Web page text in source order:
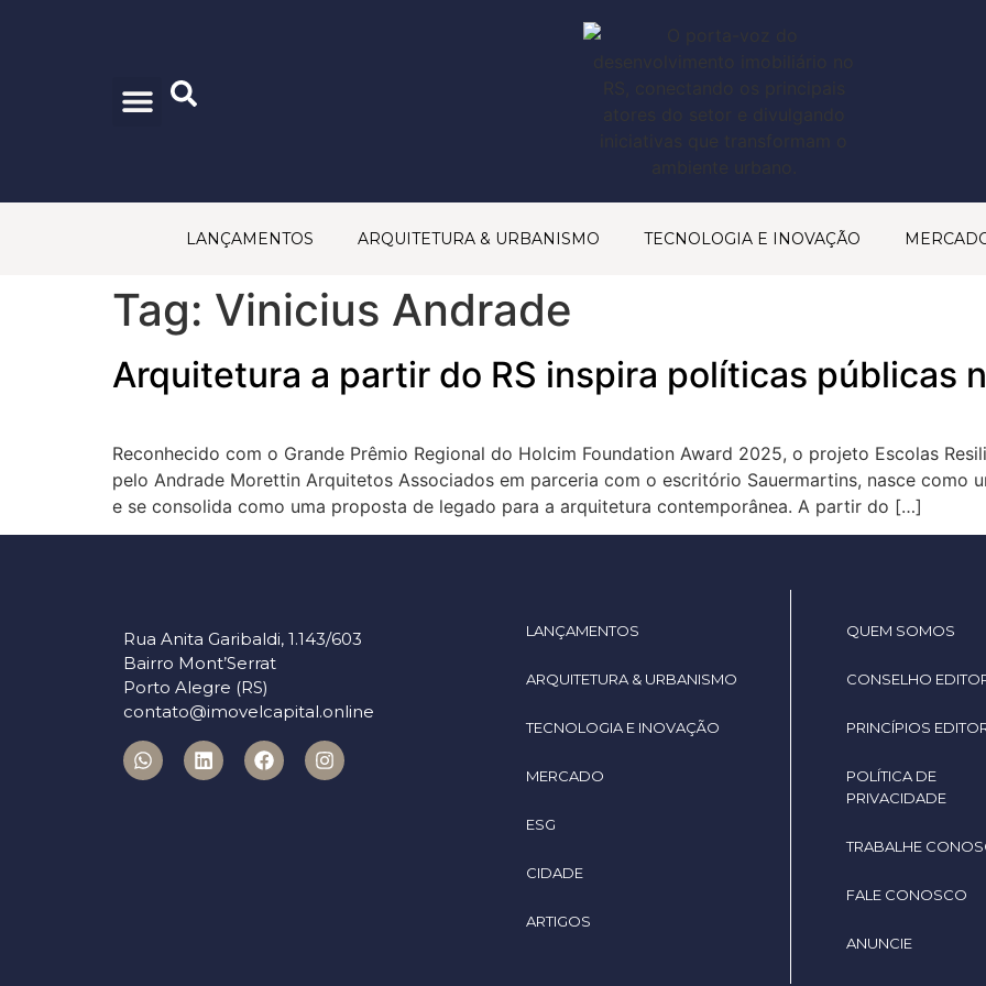
LANÇAMENTOS ARQUITETURA & URBANISMO TECNOLOGIA E INOVAÇÃO
Tag: Vinicius Andrade
Arquitetura a partir do RS inspira políticas públicas
Reconhecido com o Grande Prêmio Regional do Holcim Foundation Award 2025, o projeto Escolas
pelo Andrade Morettin Arquitetos Associados em parceria com o escritório Sauermartins, nasce como
e se consolida como uma proposta de legado para a arquitetura contemporânea. A partir do […]
Rua Anita Garibaldi, 1.143/603
Bairro Mont’Serrat
Porto Alegre (RS)
contato@imovelcapital.online
LANÇAMENTOS
ARQUITETURA & URBANISMO
TECNOLOGIA E INOVAÇÃO
MERCADO
ESG
CIDADE
ARTIGOS
QUEM SOMOS
CONSELHO
PRINCÍPIOS
POLÍTICA DE
PRIVACIDADE
TRABALHE
FALE CONOSCO
ANUNCIE